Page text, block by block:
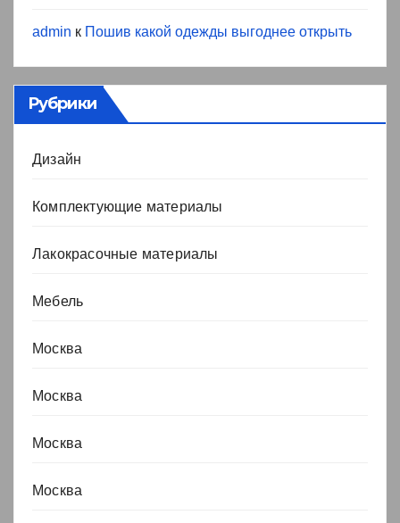
admin к Пошив какой одежды выгоднее открыть
Рубрики
Дизайн
Комплектующие материалы
Лакокрасочные материалы
Мебель
Москва
Москва
Москва
Москва